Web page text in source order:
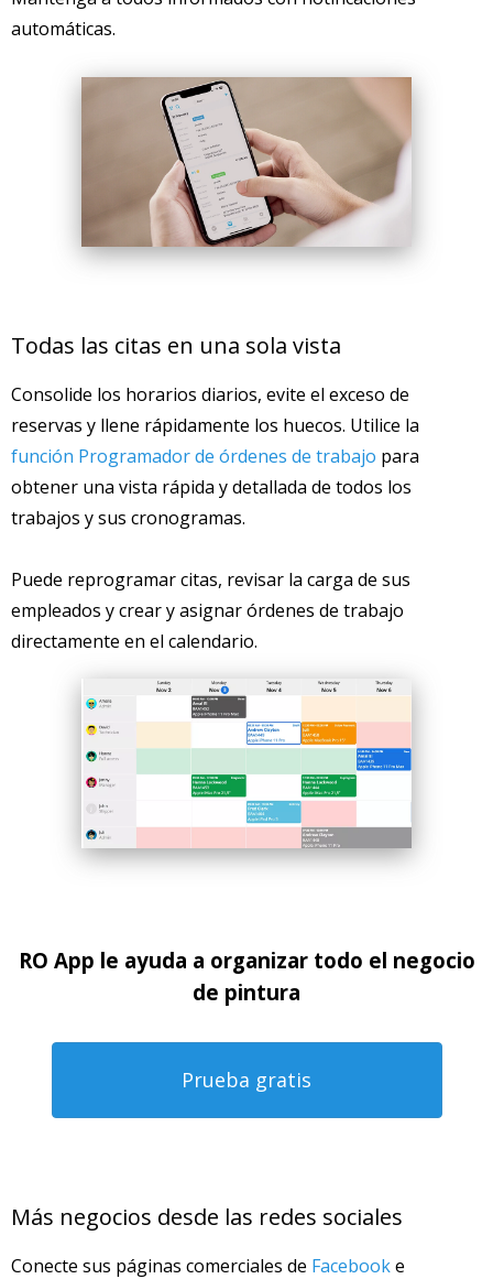
automáticas.
Todas las citas en una sola vista
Consolide los horarios diarios, evite el exceso de
reservas y llene rápidamente los huecos. Utilice la
función Programador de órdenes de trabajo para
obtener una vista rápida y detallada de todos los
trabajos y sus cronogramas.
Puede reprogramar citas, revisar la carga de sus
empleados y crear y asignar órdenes de trabajo
directamente en el calendario.
RO App le ayuda a organizar todo el negocio
de pintura
Prueba gratis
Más negocios desde las redes sociales
Conecte sus páginas comerciales de Facebooke